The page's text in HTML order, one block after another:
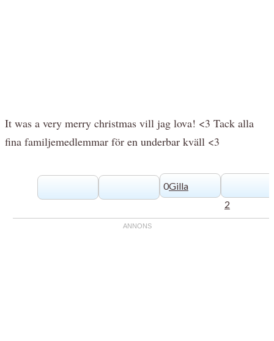
It was a very merry christmas vill jag lova! <3 Tack alla
fina familjemedlemmar för en underbar kväll <3
0Gilla
2